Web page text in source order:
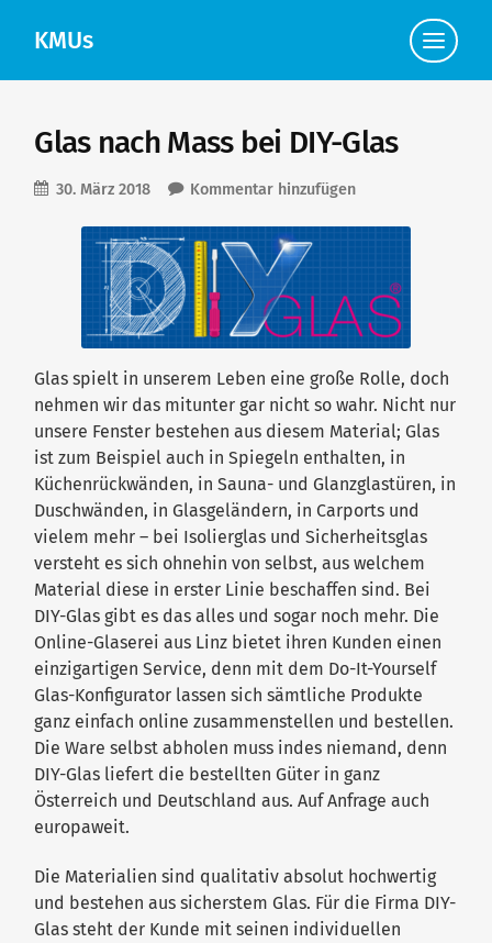
KMUs
Klicke
hier,
um
Glas nach Mass bei DIY-Glas
30. März 2018 Kommentar hinzufügen
Glas spielt in unserem Leben eine große Rolle, doch
nehmen wir das mitunter gar nicht so wahr. Nicht nur
unsere Fenster bestehen aus diesem Material; Glas
ist zum Beispiel auch in Spiegeln enthalten, in
Küchenrückwänden, in Sauna- und Glanzglastüren, in
Duschwänden, in Glasgeländern, in Carports und
vielem mehr – bei Isolierglas und Sicherheitsglas
versteht es sich ohnehin von selbst, aus welchem
Material diese in erster Linie beschaffen sind. Bei
DIY-Glas gibt es das alles und sogar noch mehr. Die
Online-Glaserei aus Linz bietet ihren Kunden einen
einzigartigen Service, denn mit dem Do-It-Yourself
Glas-Konfigurator lassen sich sämtliche Produkte
ganz einfach online zusammenstellen und bestellen.
Die Ware selbst abholen muss indes niemand, denn
DIY-Glas liefert die bestellten Güter in ganz
Österreich und Deutschland aus. Auf Anfrage auch
europaweit.
Die Materialien sind qualitativ absolut hochwertig
und bestehen aus sicherstem Glas. Für die Firma DIY-
Glas steht der Kunde mit seinen individuellen